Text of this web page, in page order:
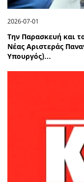
2026-07-01
Την Παρασκευή και
Νέας Αριστεράς
Υπουργός)…